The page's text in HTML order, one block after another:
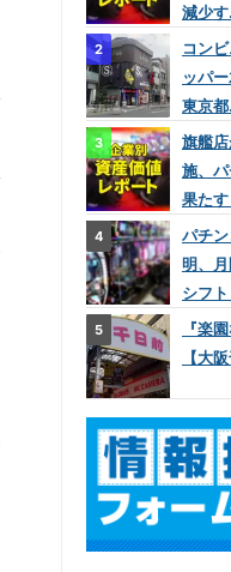
減少
コン
ッパ
東京
旗艦
施、
果た
パチ
明、
シフ
『楽
【大